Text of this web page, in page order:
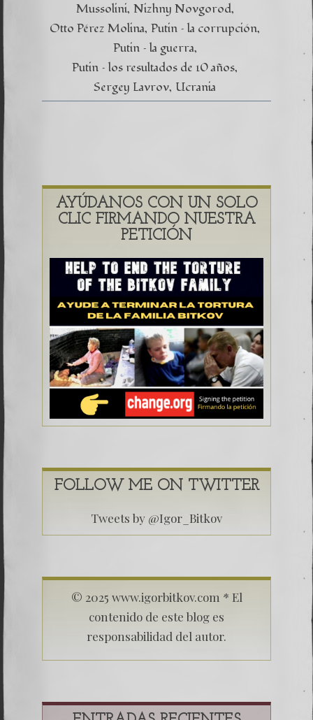
Mussolini Nizhny Novgorod
Otto Pérez Molina Putin – la corrupción
Putin – la guerra
Putin – los resultados de 10 años
Sergey Lavrov Ucrania
AYÚDANOS CON UN SOLO
CLIC FIRMANDO NUESTRA
PETICIÓN
FOLLOW ME ON TWITTER
Tweets by @Igor_Bitkov
© 2025 www.igorbitkov.com * El
contenido de este blog es
responsabilidad del autor.